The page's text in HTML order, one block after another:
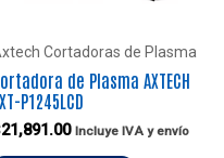
Cortadoras de Plasma
de Plasma AXTECH
P1245LCD
21,891.00 Incluye IVA y envío